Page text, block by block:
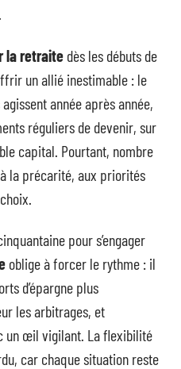
la retraite dès les débuts de
un allié inestimable : le
année après année,
réguliers de devenir, sur
capital. Pourtant, nombre
la précarité, aux priorités
pour s’engager
oblige à forcer le rythme : il
d’épargne plus
les arbitrages, et
un œil vigilant. La flexibilité
car chaque situation reste